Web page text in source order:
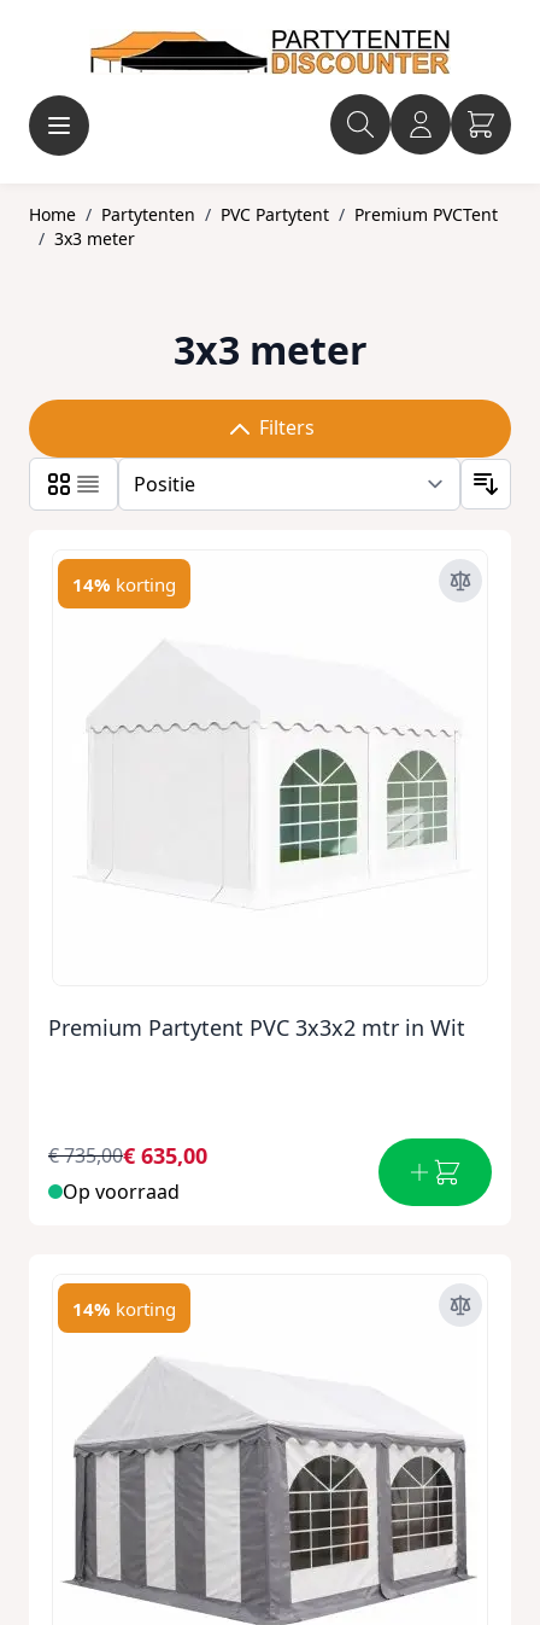
Home / Partytenten / PVC Partytent / Premium PVCTent
/ 3x3 meter
3x3 meter
Filters
14% korting
Premium Partytent PVC 3x3x2 mtr in Wit
€ 635,00
€ 735,00
Op voorraad
14% korting